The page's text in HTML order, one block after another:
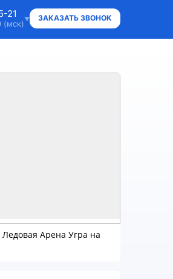
21
(мск)
ЗАКАЗАТЬ ЗВОНОК
Арена Угра на